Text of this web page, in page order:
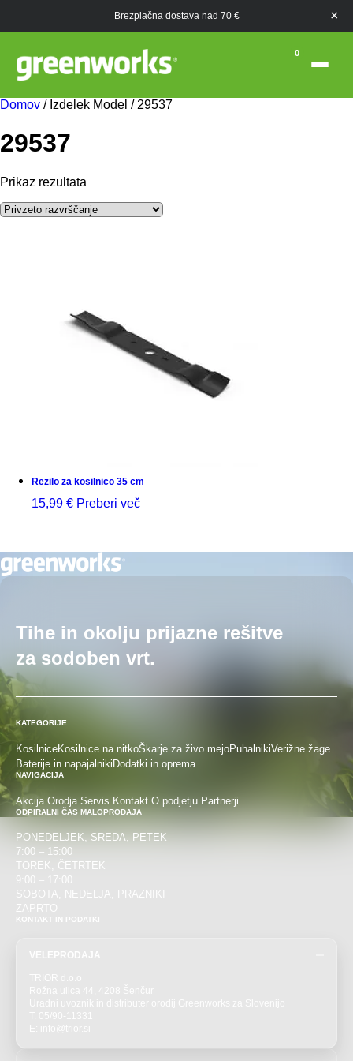
Brezplačna dostava nad 70 € ×
0
Domov / Izdelek Model / 29537
29537
Prikaz rezultata
Rezilo za kosilnico 35 cm
15,99 € Preberi več
Tihe in okolju prijazne rešitve
za sodoben vrt.
KATEGORIJE
KosilniceKosilnice na nitkoŠkarje za živo mejoPuhalnikiVerižne žage
Baterije in napajalnikiDodatki in oprema
NAVIGACIJA
Akcija Orodja Servis Kontakt O podjetju Partnerji
ODPIRALNI ČAS MALOPRODAJA
PONEDELJEK, SREDA, PETEK
7:00 – 15:00
TOREK, ČETRTEK
9:00 – 17:00
SOBOTA, NEDELJA, PRAZNIKI
ZAPRTO
KONTAKT IN PODATKI
VELEPRODAJA
TRIOR d.o.o
Rožna ulica 44, 4208 Šenčur
Uradni uvoznik in distributer orodij Greenworks za Slovenijo
T: 05/90-11331
E: info@trior.si